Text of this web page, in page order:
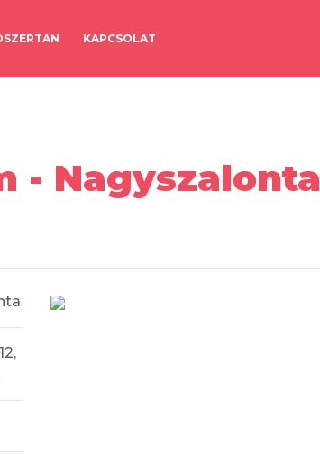
KAPCSOLAT
- Nagyszalonta